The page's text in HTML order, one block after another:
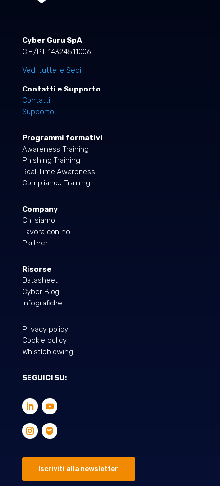
Cyber Guru SpA
C.F./P.I. 14324511006
Vedi tutte le Sedi
Contatti e Supporto
Contatti
Supporto
Programmi formativi
Awareness Training
Phishing Training
Real Time Awareness
Compliance Training
Company
Chi siamo
Lavora con noi
Partner
Risorse
Datasheet
Cyber Blog
Infografiche
Privacy policy
Cookie policy
Whistleblowing
SEGUICI SU:
Iscriviti alla newsletter